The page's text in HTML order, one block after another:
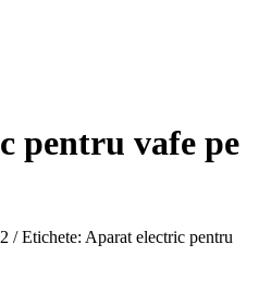
pentru vafe pe
2 / Etichete: Aparat electric pentru